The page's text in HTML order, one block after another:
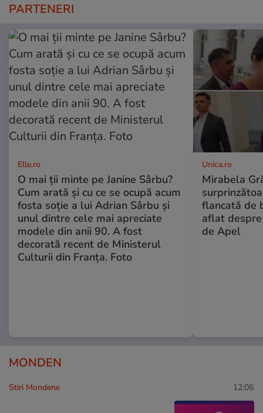
PARTENERI
Elle.ro
O mai ții minte pe Janine Sârbu?
Cum arată și cu ce se ocupă acum
fosta soție a lui Adrian Sârbu și
unul dintre cele mai apreciate
modele din anii 90. A fost
decorată recent de Ministerul
Culturii din Franța. Foto
Unica.ro
Mirabela
flancată de
aflat
de Apel
MONDEN
Stiri Mondene 12:06